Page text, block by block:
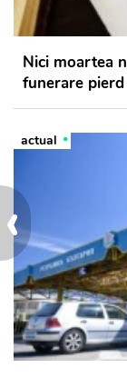
‹
Nici moartea
funerare
actual